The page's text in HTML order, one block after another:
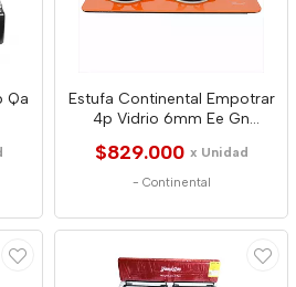
Qa
Estufa Continental Empotrar
4p Vidrio 6mm Ee Gn
$829.000 x Unidad
- Continental